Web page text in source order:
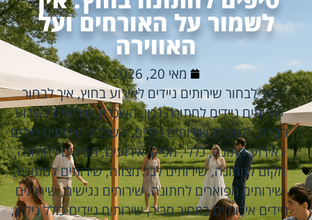
לשמור על האורחים ועל
האווירה
מאי 20, 2026
איך לבחור שירותים ניידים לאירוע בחוץ,איך לבחור
שירותים ניידים לחתונה נכון,השכרת שירותים לאירוע
חברה,השכרת שירותים ניידים,השכרת שירותים ניידים
לאירוע חתונה,כללי,מפיקי אירועים,מפיקים לחתונה,
מקום לחתונה,שירותים לבר מצווה,שירותים לחתונה,
שירותים מפוארים לחתונה,שירותים נגישים,שירותים
ניידים איכותיים במחיר סביר,שירותים ניידים כולל ניקיון,